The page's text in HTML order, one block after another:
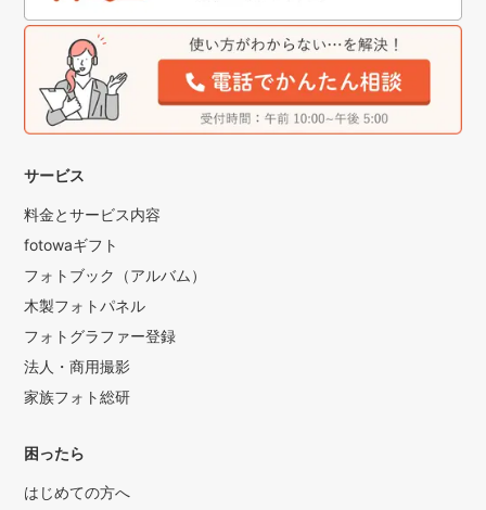
サービス
料金とサービス内容
fotowaギフト
フォトブック（アルバム）
木製フォトパネル
フォトグラファー登録
法人・商用撮影
家族フォト総研
困ったら
はじめての方へ